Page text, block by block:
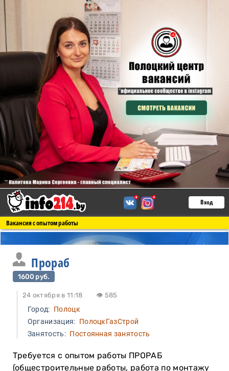
Вход
Вакансия с опытом работы
Прораб
1600 руб.
24 октября в 11:18 👁 585
Город: Полоцк
Организация: ПолоцкГазСтрой
Занятость:Постоянная занятость
Требуется с опытом работы ПРОРАБ
(общестроительные работы, работа по монтажу